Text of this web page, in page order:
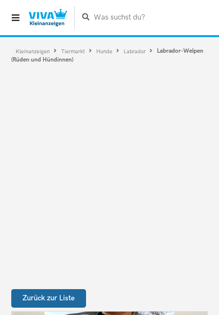
Was suchst du?
Kleinanzeigen Tiermarkt Hunde Labrador
Labrador-Welpen
(Rüden und Hündinnen)
Zurück zur Liste